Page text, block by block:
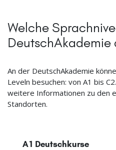
Welche
DeutschAkademie
An der DeutschAkademie
Leveln besuchen: von A1 bis
weitere Informationen zu den
Standorten.
A1 Deutschkurse